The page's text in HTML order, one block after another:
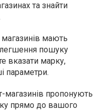
та знайти
магазинів мають
пошуку
вказати марку,
параметри.
магазинів пропонують
прямо до вашого